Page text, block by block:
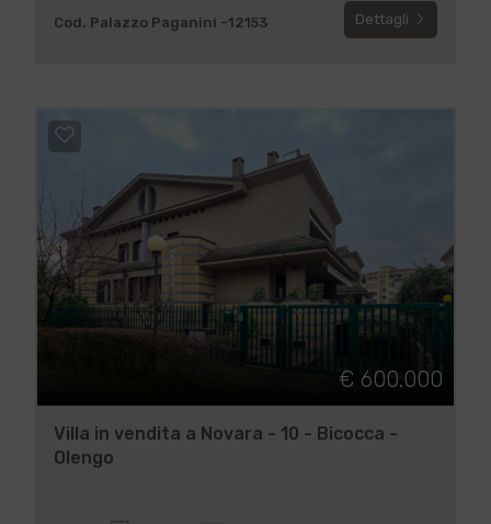
Cod. Palazzo Paganini -12153 Dettagli
€ 600.000
Villa in vendita a Novara - 10 - Bicocca -
Olengo